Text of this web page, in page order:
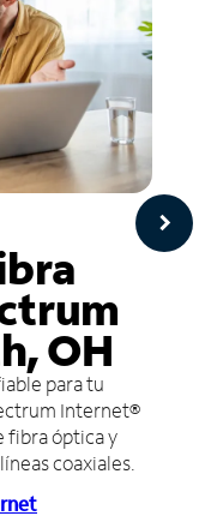
OH
para tu
Internet®
fibra óptica y
coaxiales.